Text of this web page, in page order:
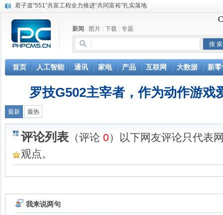
君子道“551”共富工程全力推进“共同富裕”扎实落地
共富手机即将问世 推动共同富裕
共富手机即将问世 推动共同富裕
共富手机即将问世 推动共同富裕
共富手机即将问世 推动共同富裕
共富手机即将问世 推动共同富裕
“共富手机”进入高校倒计时
万商集团董事局主席、阿里巴巴战略合伙人蔡世尊先生到访君子道上市公司研
新闻 图片 下载 专题
首页 人工智能 通讯 家电 产品 互联网 大数据 新零
罗技G502主宰者，作为动作游
最新 最热
评论列表 （评论 0）以下网友评论只代表
观点。
我来说两句